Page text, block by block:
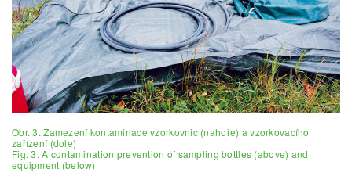
Obr. 3. Zamezení kontaminace vzorkovnic (nahoře) a vzorkovacího
zařízení (dole)
Fig. 3. A contamination prevention of sampling bottles (above) and
equipment (below)